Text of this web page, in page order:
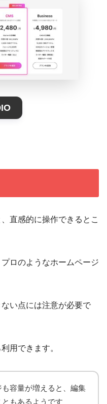
直感的に操作できるとこ
ロのようなホームページ
い点には注意が必要で
用できます。
容量が増えると、編集
もあるようです